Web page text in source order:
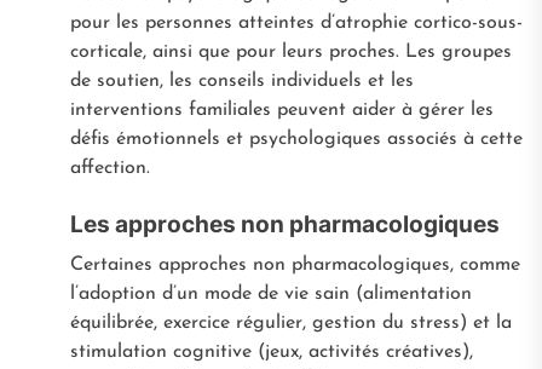
pour les personnes atteintes d’atrophie cortico-sous-
corticale, ainsi que pour leurs proches. Les groupes
de soutien, les conseils individuels et les
interventions familiales peuvent aider à gérer les
défis émotionnels et psychologiques associés à cette
affection.
Les approches non pharmacologiques
Certaines approches non pharmacologiques, comme
l’adoption d’un mode de vie sain (alimentation
équilibrée, exercice régulier, gestion du stress) et la
stimulation cognitive (jeux, activités créatives),